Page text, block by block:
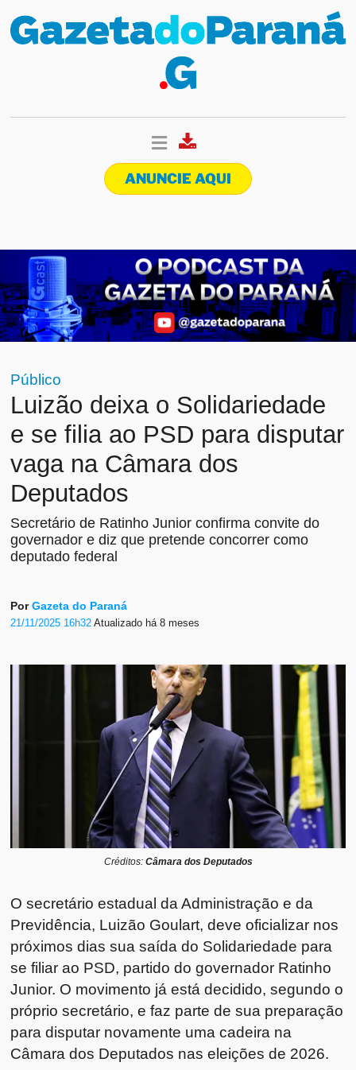
ANUNCIE AQUI
Público
Luizão deixa o Solidariedade
e se filia ao PSD para disputar
vaga na Câmara dos
Deputados
Secretário de Ratinho Junior confirma convite do
governador e diz que pretende concorrer como
deputado federal
PorGazeta do Paraná
21/11/2025 16h32Atualizado há 8 meses
Créditos: Câmara dos Deputados
O secretário estadual da Administração e da
Previdência, Luizão Goulart, deve oficializar nos
próximos dias sua saída do Solidariedade para
se filiar ao PSD, partido do governador Ratinho
Junior. O movimento já está decidido, segundo o
próprio secretário, e faz parte de sua preparação
para disputar novamente uma cadeira na
Câmara dos Deputados nas eleições de 2026.